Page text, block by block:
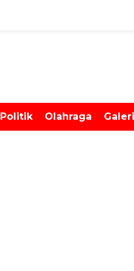
Politik Olahraga Galeri